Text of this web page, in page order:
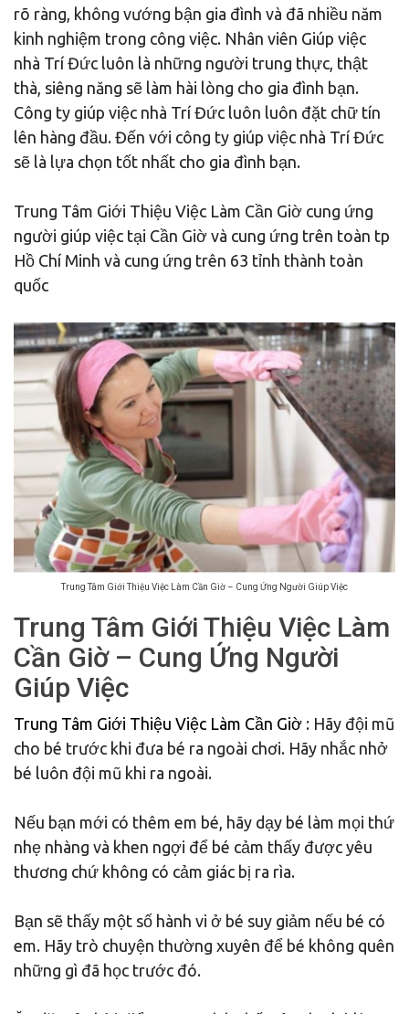
rõ ràng, không vướng bận gia đình và đã nhiều năm
kinh nghiệm trong công việc. Nhân viên Giúp việc
nhà Trí Đức luôn là những người trung thực, thật
thà, siêng năng sẽ làm hài lòng cho gia đình bạn.
Công ty giúp việc nhà Trí Đức luôn luôn đặt chữ tín
lên hàng đầu. Đến với công ty giúp việc nhà Trí Đức
sẽ là lựa chọn tốt nhất cho gia đình bạn.
Trung Tâm Giới Thiệu Việc Làm Cần Giờ cung ứng
người giúp việc tại Cần Giờ và cung ứng trên toàn tp
Hồ Chí Minh và cung ứng trên 63 tỉnh thành toàn
quốc
Trung Tâm Giới Thiệu Việc Làm Cần Giờ – Cung Ứng Người Giúp Việc
Trung Tâm Giới Thiệu Việc Làm
Cần Giờ – Cung Ứng Người
Giúp Việc
Trung Tâm Giới Thiệu Việc Làm Cần Giờ : Hãy đội mũ
cho bé trước khi đưa bé ra ngoài chơi. Hãy nhắc nhở
bé luôn đội mũ khi ra ngoài.
Nếu bạn mới có thêm em bé, hãy dạy bé làm mọi thứ
nhẹ nhàng và khen ngợi để bé cảm thấy được yêu
thương chứ không có cảm giác bị ra rìa.
Bạn sẽ thấy một số hành vi ở bé suy giảm nếu bé có
em. Hãy trò chuyện thường xuyên để bé không quên
những gì đã học trước đó.